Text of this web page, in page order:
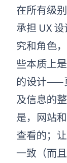
在所有级
承担 UX
究和角色
些本质上
的设计——
及信息的
是，网站
查看的；
一致（而